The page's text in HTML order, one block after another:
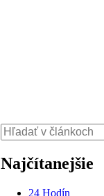
Najčítanejšie
24 Hodín